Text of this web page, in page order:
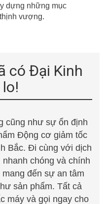
dựng những mục
vượng.
có Đại Kinh
cũng như sự ổn định
Động cơ giảm tốc
Bắc. Đi cùng với dịch
nhanh chóng và chính
đến sự an tâm
sản phẩm. Tất cả
máyvà gọi ngay cho